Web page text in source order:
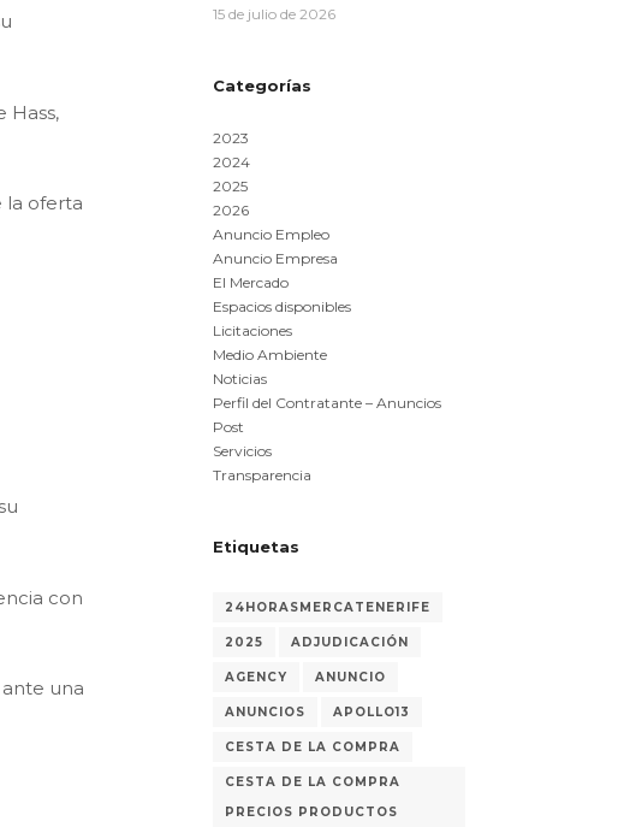
Hass,
la oferta
con
una
15 de julio de 2026
Categorías
2023
2024
2025
2026
Anuncio Empleo
Anuncio Empresa
El Mercado
Espacios disponibles
Licitaciones
Medio Ambiente
Noticias
Perfil del Contratante – Anuncios
Post
Servicios
Transparencia
Etiquetas
24HORASMERCATENERIFE
2025 ADJUDICACIÓN
AGENCY ANUNCIO
ANUNCIOS APOLLO13
CESTA DE LA COMPRA
CESTA DE LA COMPRA
PRECIOS PRODUCTOS